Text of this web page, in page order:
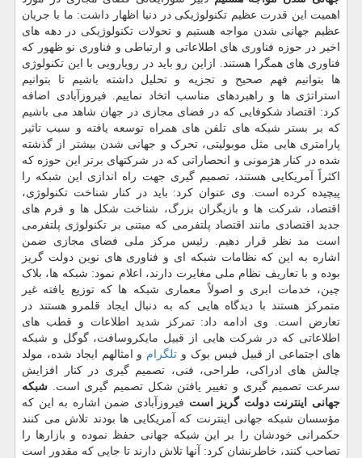
اهمیت این قدرت عظیم تکنولوژیکی در دنیا اظهار داشت: ما با جریان
عظیم جهانی شدن مواجه هستیم و تحولات تکنولوژیکی در دهه های
اخیر در حوزه فناوری های اطلاعاتی و ارتباطی و فناوری نو ظهور که
فناوری های همگرا هستند. ازاین رو باید در رویارویی با این تکنولوژی
ها بتوانیم فهم صحیح و تجزیه و تحلیل داشته باشیم تا بتوانیم
استراتژی ها و راهبردهای مناسب اتخاد نماییم. فیروزآبادی اضافه
کرد: اقتصاد شکوفایی که در فضای مجازی در جهان شاهد می باشیم
که بر بستر شبکه های تلفن های همراه توسعه یافته و سبب تاثیر
پارامتری هایی مثل موبولیتی، تحرک و جهانی شدن بیشتر از گذشته
شده در کنار هژمونی و انحصاراتی که در شرکتهای برتر این حوزه که
اکثراً آمریکایی هستند، تصمیم گیری جهت راه اندازی این شبکه را
پیچیده کرده است. وی عنوان کرد: باید در کنار شناخت تکنولوژی،
اقتصاد، شرکت ها و بازیگران بزرگ، شناخت شکل ها و فرم های
جدید اقتصادی مانند اقتصاد پلتفرمی که مبتنی بر تکنولوژی پلتفرمی
است مد نظر قرار دهیم. رئیس مرکز ملی فضای مجازی ضمن
اشاره به این که نظامات شبکه ای و فناوری های نوین دولت گریز
بوده و با تعاریف نظام ملی مغایرت دارند، اعلام نمود: شبکه ها، بلاک
چین، خدمات ابری و اصولاً معماری شبکه ها که توزیع یافته غیر
متمرکز هستند با دیدگاه هایی که به دنبال ایجاد قلمرو هستند در
تعارض است. وی ادامه داد: تمرکز شدید اطلاعات و قطب های
اطلاعاتی که در شرکت هایی از قبیل مایکروسافت، گوگل و شبکه
های اجتماعی از قبیل فیس بوک و تلگرام و امثالهم ایجاد شده، مولد
چالش های ادراکی، طراحی، فنی، تصمیم گیری در کنار افزایش
سرعت تصمیم گیری و تغییر یافتن شکل تصمیم گیری است. شبکه
جهانی اینترنت دولت گریز است فیروزآبادی ضمن اشاره به این که
مؤسسان شبکه جهانی اینترنت که آمریکایی ها بودند تلاش می کنند
حکمرانی خودشان را بر این شبکه جهانی حفظ نموده و بازارها را
تصاحب کنند، خاطرنشان کرد: آنها تلاش دارند تا جایی که مقدور است